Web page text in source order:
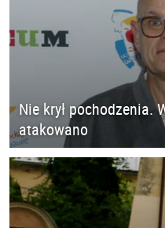
Nie krył pochodzenia.
atakowano